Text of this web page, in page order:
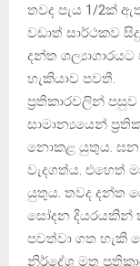
තවද පැය 1/2ක්
වඩාත් සාර්ථකව
දන්ත
හැකියාව පවතී.
ප‍්‍රතිකාරවලින්
සාමාන්‍යයෙන්
නොකළ යුතුය. ඝන
වැදගත්ය. එහෙත්
යුතුය. තවද දන්ත
සෝදන දියරයකින්
පවත්වා ගත හැකි
නිර්දේශ මත